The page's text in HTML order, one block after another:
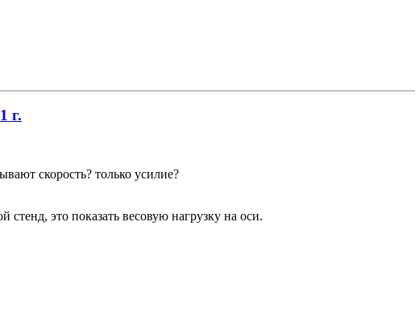
г.
скорость? только усилие?
это показать весовую нагрузку на оси.